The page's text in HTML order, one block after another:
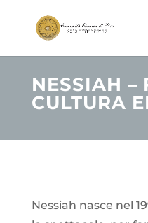
NESSIAH –
CULTURA
Nessiah nasce nel